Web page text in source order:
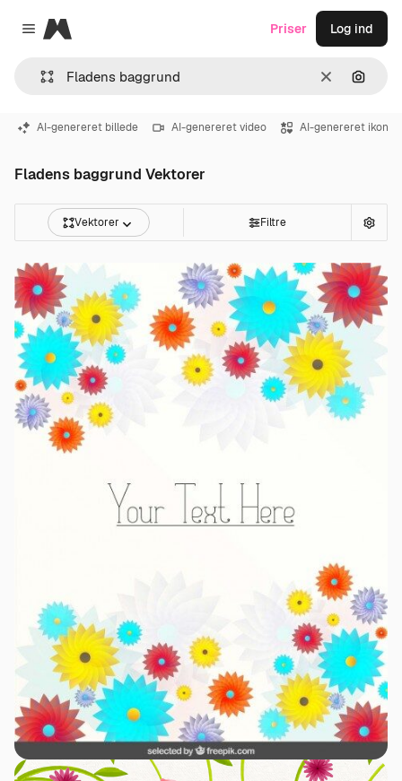
Close menu
Magnific
Klar Søg
Priser Log ind
AI-genereret billede AI-genereret video AI-genereret ikon
Fladens baggrund Vektorer
Vektorer Filtre